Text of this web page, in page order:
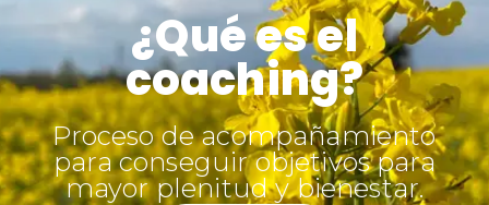
¿Qué es el
coaching?
Proceso de acompañamiento
para conseguir objetivos para
mayor plenitud y bienestar.